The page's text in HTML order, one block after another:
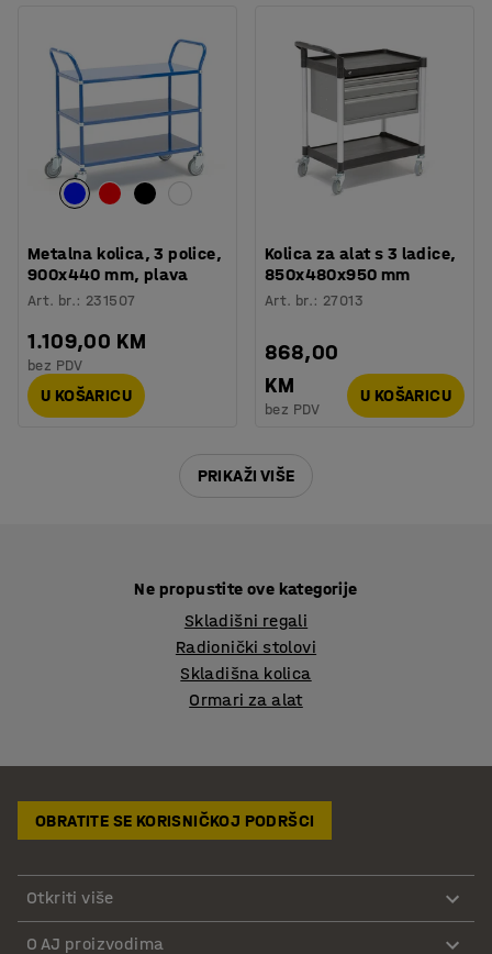
Metalna kolica, 3 police,
900x440 mm, plava
Art. br.: 231507
1.109,00 KM
bez PDV
U KOŠARICU
Kolica za alat s 3 ladice,
850x480x950 mm
Art. br.: 27013
868,00
KM
bez PDV
U KOŠARICU
PRIKAŽI VIŠE
Ne propustite ove kategorije
Skladišni regali
Radionički stolovi
Skladišna kolica
Ormari za alat
OBRATITE SE KORISNIČKOJ PODRŠCI
Otkriti više
O AJ proizvodima